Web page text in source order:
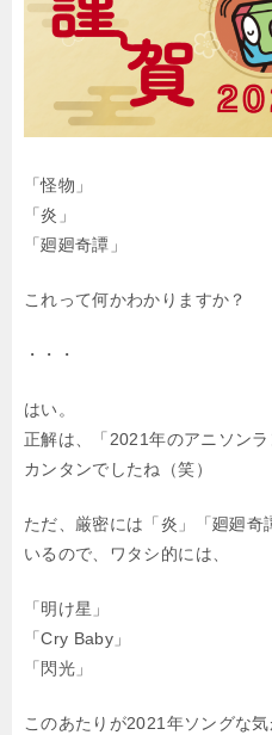
「怪物」
「炎」
「廻廻奇譚」
これって何かわかりますか？
・・・
はい。
正解は、「2021年のアニソンラ
カンタンでしたね（笑）
ただ、厳密には「炎」「廻廻
いるので、
ワタシ的には、
「明け星」
「Cry Baby」
「閃光」
このあたりが2021年ソングな気